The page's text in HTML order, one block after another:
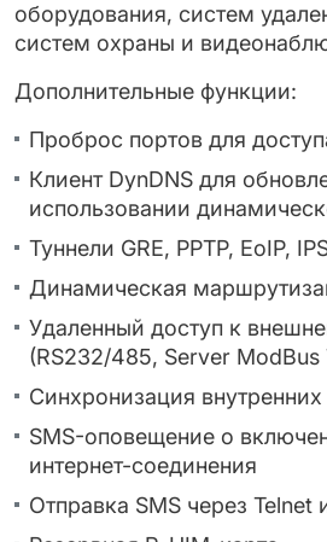
оборудования, систем
систем охраны и
Дополнительные функции:
Проброс портов для
Клиент DynDNS для
использовании
Туннели GRE, PPTP, EoIP,
Динамическая
Удаленный доступ к
(RS232/485, Server ModBus
Синхронизация
SMS-оповещение о
интернет-соединения
Отправка SMS через Telnet